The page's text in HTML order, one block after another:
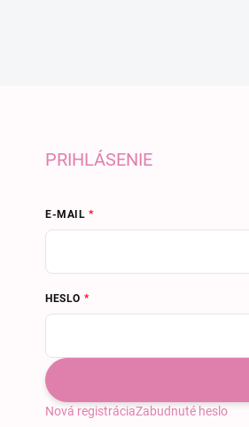
PRIHLÁSENIE
E-MAIL
HESLO
Nová registráciaZabudnuté heslo